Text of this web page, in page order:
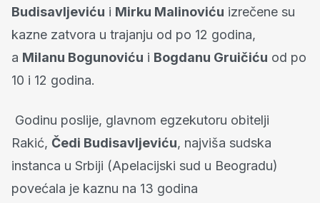
Budisavljeviću i Mirku Malinoviću izrečene su
kazne zatvora u trajanju od po 12 godina,
a Milanu Bogunoviću i Bogdanu Gruičiću od po
10 i 12 godina.
Godinu poslije, glavnom egzekutoru obitelji
Rakić, Čedi Budisavljeviću, najviša sudska
instanca u Srbiji (Apelacijski sud u Beogradu)
povećala je kaznu na 13 godina